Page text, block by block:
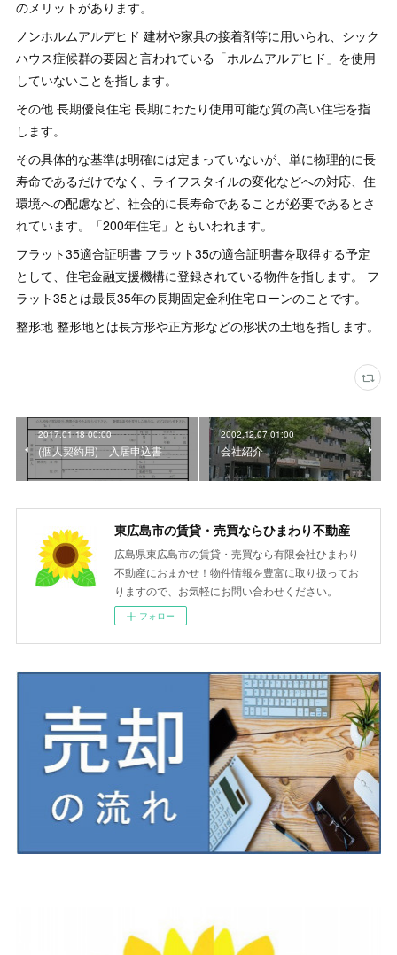
のメリットがあります。
ノンホルムアルデヒド 建材や家具の接着剤等に用いられ、シック
ハウス症候群の要因と言われている「ホルムアルデヒド」を使用
していないことを指します。
その他 長期優良住宅 長期にわたり使用可能な質の高い住宅を指
します。
その具体的な基準は明確には定まっていないが、単に物理的に長
寿命であるだけでなく、ライフスタイルの変化などへの対応、住
環境への配慮など、社会的に長寿命であることが必要であるとさ
れています。「200年住宅」ともいわれます。
フラット35適合証明書 フラット35の適合証明書を取得する予定
として、住宅金融支援機構に登録されている物件を指します。 フ
ラット35とは最長35年の長期固定金利住宅ローンのことです。
整形地 整形地とは長方形や正方形などの形状の土地を指します。
2017.01.18 00:00
(個人契約用) 入居申込書
2002.12.07 01:00
会社紹介
東広島市の賃貸・売買ならひまわり不動産
広島県東広島市の賃貸・売買なら有限会社ひまわり
不動産におまかせ！物件情報を豊富に取り扱ってお
りますので、お気軽にお問い合わせください。
フォロー